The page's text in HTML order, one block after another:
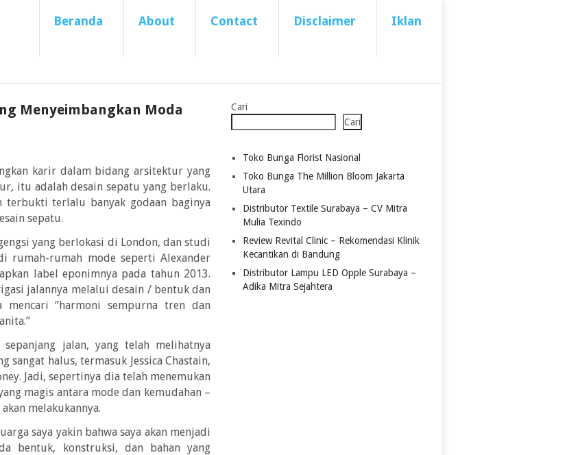
Beranda About Contact Disclaimer Iklan
Menyeimbangkan Moda
karir dalam bidang arsitektur yang
itu adalah desain sepatu yang berlaku.
terlalu banyak godaan baginya
sepatu.
yang berlokasi di London, dan studi
rumah-rumah mode seperti Alexander
label eponimnya pada tahun 2013.
jalannya melalui desain / bentuk dan
“harmoni sempurna tren dan
jalan, yang telah melihatnya
sangat halus, termasuk Jessica Chastain,
Jadi, sepertinya dia telah menemukan
magis antara mode dan kemudahan –
melakukannya.
saya yakin bahwa saya akan menjadi
bentuk, konstruksi, dan bahan yang
Cari
Cari
Toko Bunga Florist Nasional
Toko Bunga The Million Bloom Jakarta
Utara
Distributor Textile Surabaya – CV Mitra
Mulia Texindo
Review Revital Clinic – Rekomendasi Klinik
Kecantikan di Bandung
Distributor Lampu LED Opple Surabaya –
Adika Mitra Sejahtera